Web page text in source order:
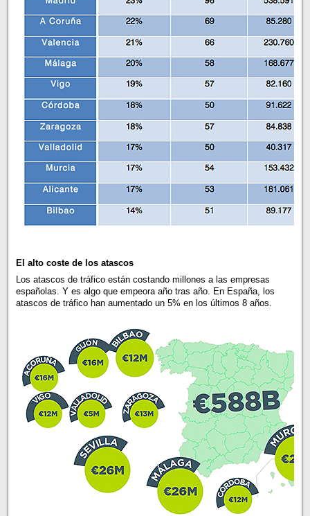
El alto coste de los atascos
Los atascos de tráfico están costando millones a las empresas
españolas. Y es algo que empeora año tras año. En España, los
atascos de tráfico han aumentado un 5% en los últimos 8 años.